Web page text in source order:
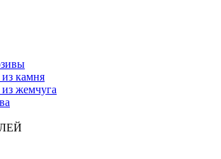
камня
жемчуга